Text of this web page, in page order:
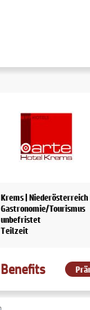
Krems | Niederösterreich
Gastronomie/Tourismus
unbefristet
Teilzeit
Benefits